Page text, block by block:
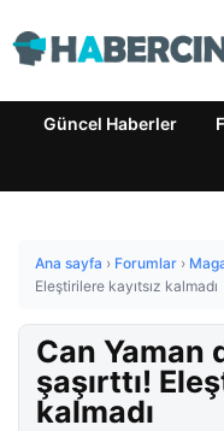
Güncel Haberler
Ana sayfa › Forumlar ›
Eleştirilere kayıtsız kalmadı
Can Yaman
şaşırttı!
kalmadı